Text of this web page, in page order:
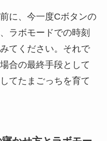
に、今一度Cボタンの
ラボモードでの時刻
てください。それで
合の最終手段として
てたまごっちを育て